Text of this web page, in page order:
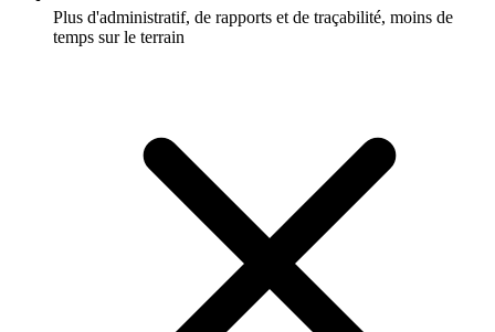
Plus d'administratif, de rapports et de traçabilité, moins de
temps sur le terrain